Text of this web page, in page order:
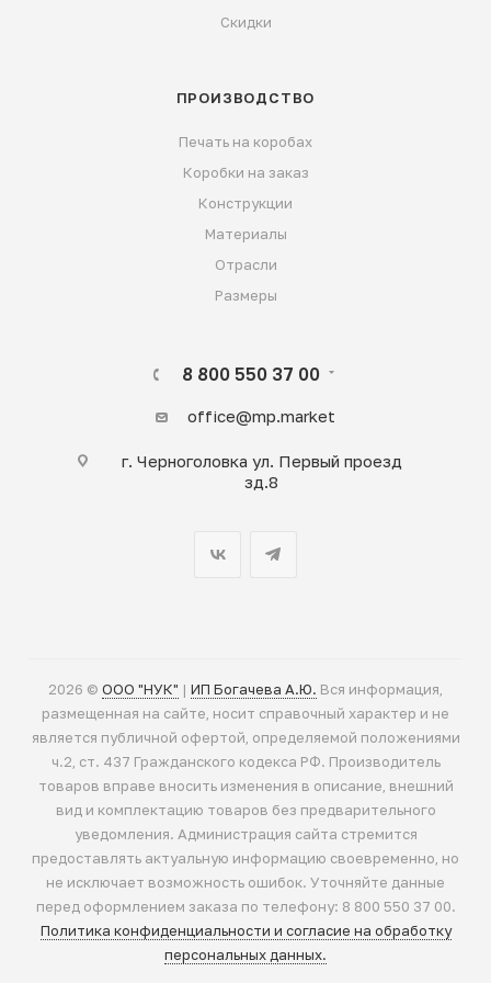
Скидки
ПРОИЗВОДСТВО
Печать на коробах
Коробки на заказ
Конструкции
Материалы
Отрасли
Размеры
8 800 550 37 00
office@mp.market
г. Черноголовка ул. Первый проезд
зд.8
2026 © ООО "НУК" | ИП Богачева А.Ю. Вся информация,
размещенная на сайте, носит справочный характер и не
является публичной офертой, определяемой положениями
ч.2, ст. 437 Гражданского кодекса РФ. Производитель
товаров вправе вносить изменения в описание, внешний
вид и комплектацию товаров без предварительного
уведомления. Администрация сайта стремится
предоставлять актуальную информацию своевременно, но
не исключает возможность ошибок. Уточняйте данные
перед оформлением заказа по телефону: 8 800 550 37 00.
Политика конфиденциальности и согласие на обработку
персональных данных.